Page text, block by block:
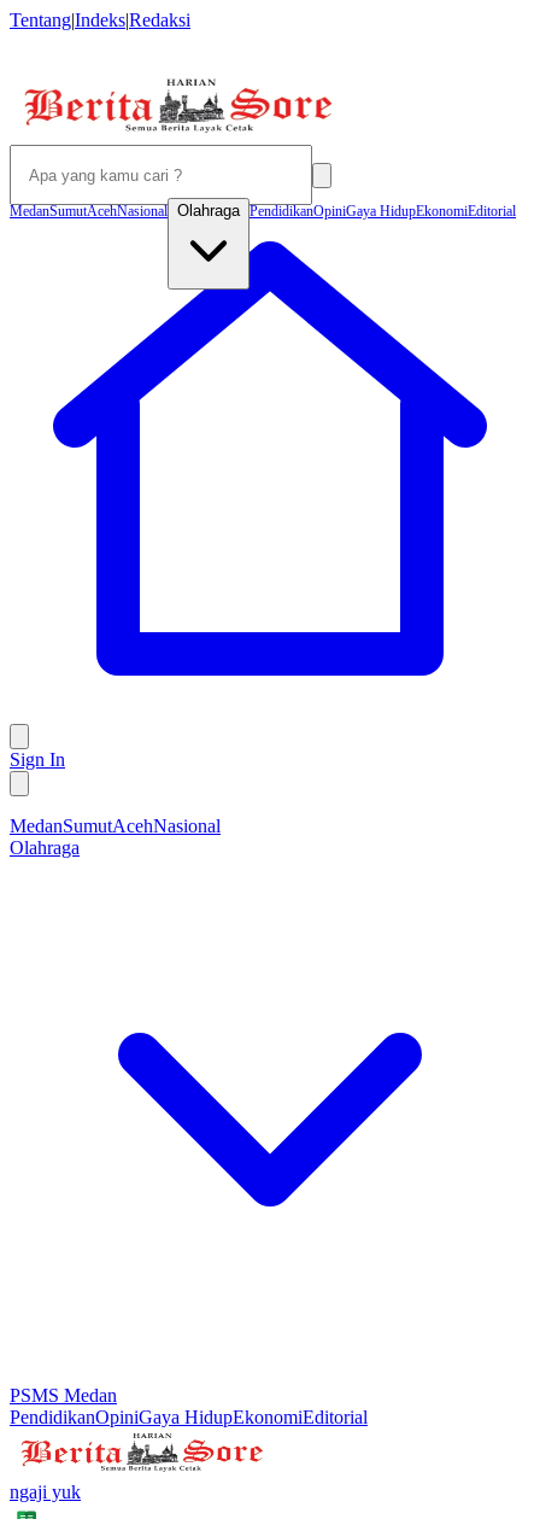
Tentang|Indeks|Redaksi
MedanSumutAcehNasional Olahraga PendidikanOpiniGaya HidupEkonomiEditorial
Sign In
MedanSumutAcehNasional
Olahraga
PSMS Medan
PendidikanOpiniGaya HidupEkonomiEditorial
ngaji yuk